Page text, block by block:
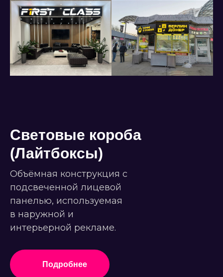
Световые короба
(Лайтбоксы)
Объёмная конструкция с
подсвеченной лицевой
панелью, используемая
в наружной и
интерьерной рекламе.
Подробнее